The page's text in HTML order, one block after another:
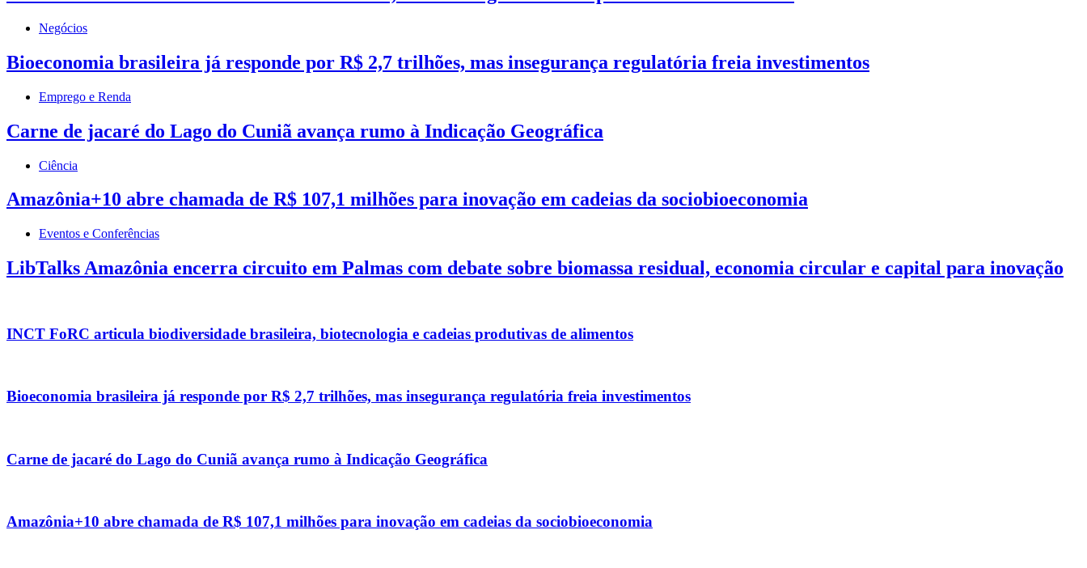
Negócios
Bioeconomia brasileira já responde por R$ 2,7 trilhões, mas insegurança regulatória freia investimentos
Emprego e Renda
Carne de jacaré do Lago do Cuniã avança rumo à Indicação Geográfica
Ciência
Amazônia+10 abre chamada de R$ 107,1 milhões para inovação em cadeias da sociobioeconomia
Eventos e Conferências
LibTalks Amazônia encerra circuito em Palmas com debate sobre biomassa residual, economia circular e capital para inovação
INCT FoRC articula biodiversidade brasileira, biotecnologia e cadeias produtivas de alimentos
Bioeconomia brasileira já responde por R$ 2,7 trilhões, mas insegurança regulatória freia investimentos
Carne de jacaré do Lago do Cuniã avança rumo à Indicação Geográfica
Amazônia+10 abre chamada de R$ 107,1 milhões para inovação em cadeias da sociobioeconomia